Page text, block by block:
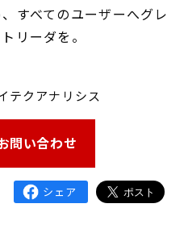
すべてのユーザーへグレ
リーダを。
テクアナリシス
問い合わせ